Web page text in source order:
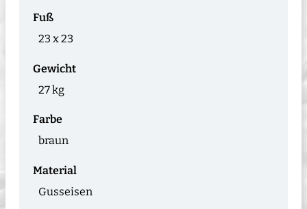
Fuß
23 x 23
Gewicht
27 kg
Farbe
braun
Material
Gusseisen